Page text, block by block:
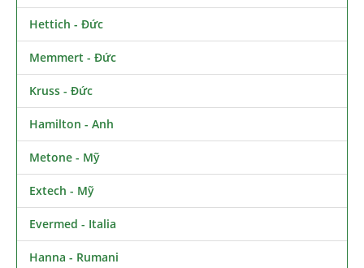
Hettich - Đức
Memmert - Đức
Kruss - Đức
Hamilton - Anh
Metone - Mỹ
Extech - Mỹ
Evermed - Italia
Hanna - Rumani